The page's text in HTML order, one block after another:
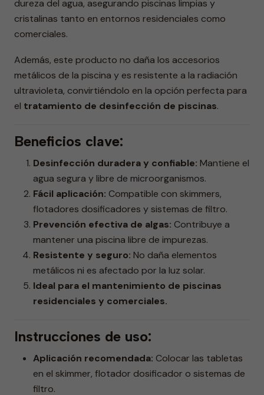
dureza del agua, asegurando piscinas limpias y
cristalinas tanto en entornos residenciales como
comerciales.
Además, este producto no daña los accesorios
metálicos de la piscina y es resistente a la radiación
ultravioleta, convirtiéndolo en la opción perfecta para
el tratamiento de desinfección de piscinas.
Beneficios clave:
Desinfección duradera y confiable: Mantiene el
agua segura y libre de microorganismos.
Fácil aplicación: Compatible con skimmers,
flotadores dosificadores y sistemas de filtro.
Prevención efectiva de algas: Contribuye a
mantener una piscina libre de impurezas.
Resistente y seguro: No daña elementos
metálicos ni es afectado por la luz solar.
Ideal para el mantenimiento de piscinas
residenciales y comerciales.
Instrucciones de uso:
Aplicación recomendada: Colocar las tabletas
en el skimmer, flotador dosificador o sistemas de
filtro.